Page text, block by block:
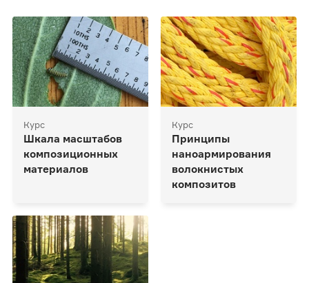
Курс
Шкала масштабов
композиционных
материалов
Курс
Принципы
наноармирования
волокнистых
композитов